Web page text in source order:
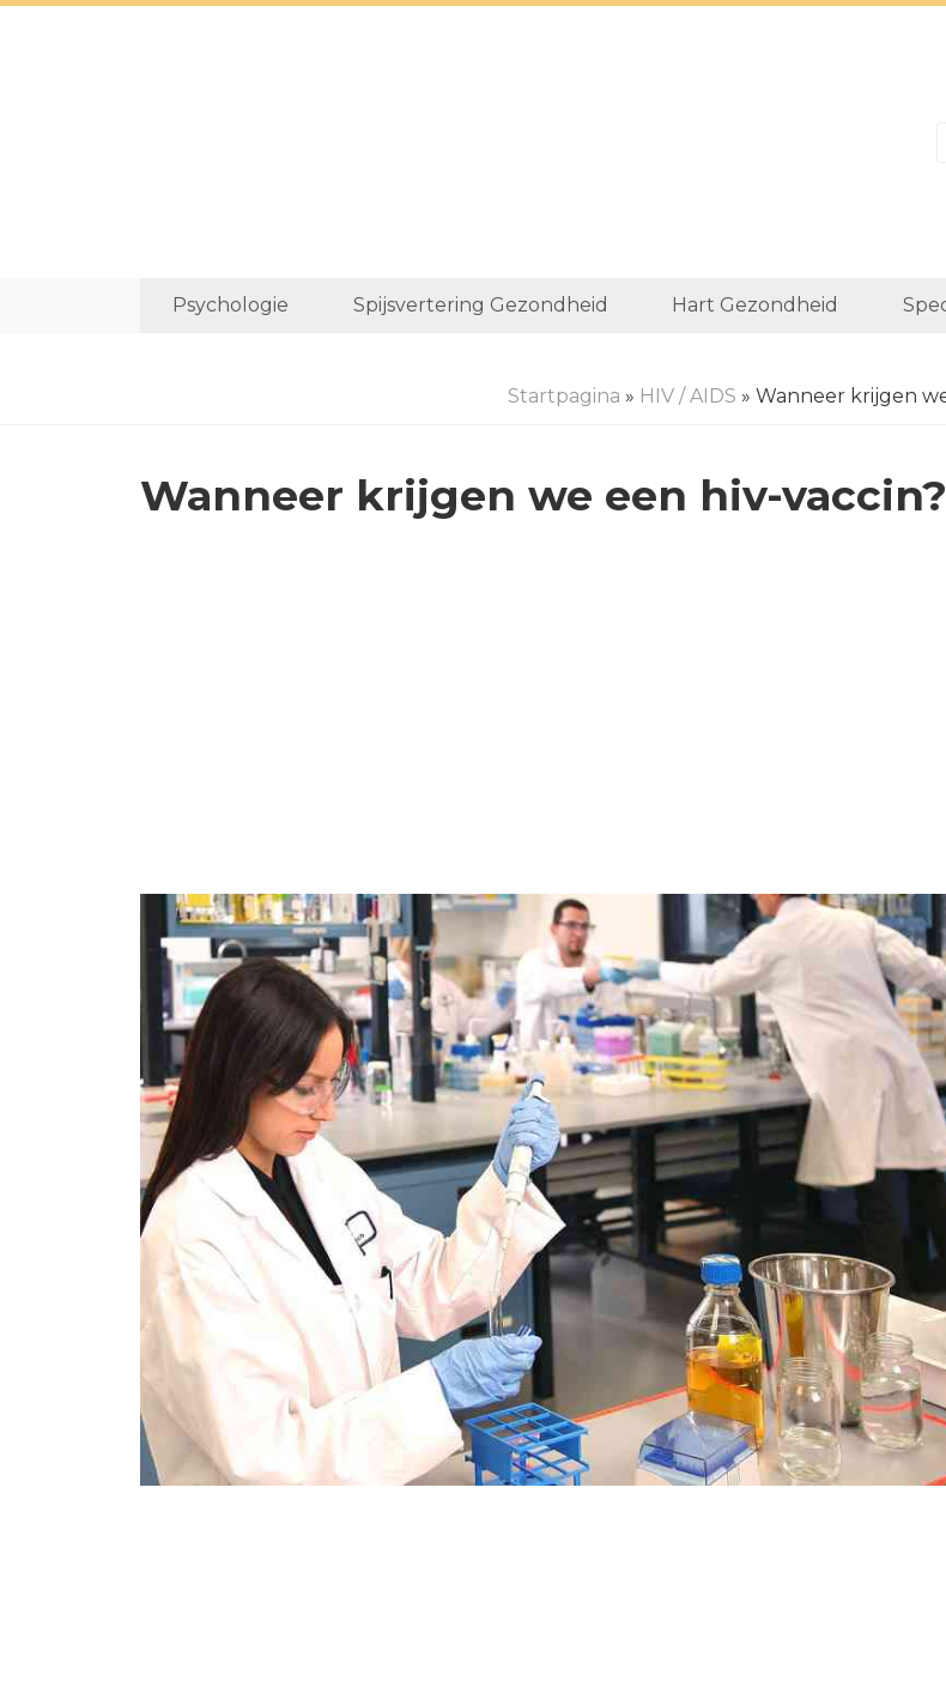
Psychologie Spijsvertering Gezondheid Hart Gezondheid
Startpagina » HIV / AIDS » Wanneer krijgen
Wanneer krijgen we een hiv-vaccin?